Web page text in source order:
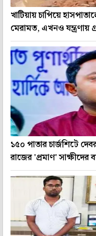
খাটিয়ায় চাপিয়ে
মেরামত, এখনও যন্ত্রণায়
১৫০ পাতার চার্জশিটে
রাজের 'প্রমাণ' সাক্ষীদের